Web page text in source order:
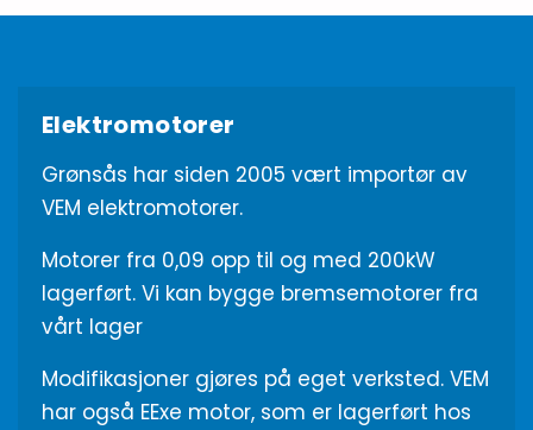
Elektromotorer
Grønsås har siden 2005 vært importør av
VEM elektromotorer.
Motorer fra 0,09 opp til og med 200kW
lagerført. Vi kan bygge bremsemotorer fra
vårt lager
Modifikasjoner gjøres på eget verksted. VEM
har også EExe motor, som er lagerført hos